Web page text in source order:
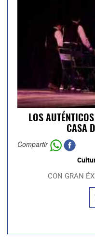
LOS
CASA
Compartir
CON GRAN